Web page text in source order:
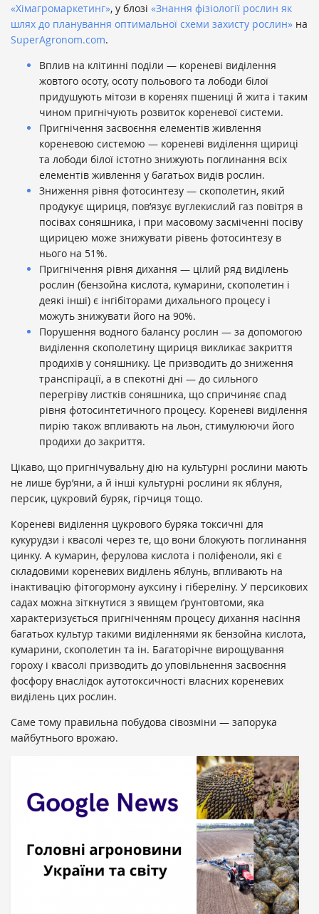
«Хімагромаркетинг», у блозі «Знання фізіології рослин як
шлях до планування оптимальної схеми захисту рослин» на
SuperAgronom.com.
Вплив на клітинні поділи — кореневі виділення
жовтого осоту, осоту польового та лободи білої
придушують мітози в коренях пшениці й жита і таким
чином пригнічують розвиток кореневої системи.
Пригнічення засвоєння елементів живлення
кореневою системою — кореневі виділення щириці
та лободи білої істотно знижують поглинання всіх
елементів живлення у багатьох видів рослин.
Зниження рівня фотосинтезу — скополетин, який
продукує щириця, пов’язує вуглекислий газ повітря в
посівах соняшника, і при масовому засміченні посіву
щирицею може знижувати рівень фотосинтезу в
нього на 51%.
Пригнічення рівня дихання — цілий ряд виділень
рослин (бензойна кислота, кумарини, скополетин і
деякі інші) є інгібіторами дихального процесу і
можуть знижувати його на 90%.
Порушення водного балансу рослин — за допомогою
виділення скополетину щириця викликає закриття
продихів у соняшнику. Це призводить до зниження
транспірації, а в спекотні дні — до сильного
перегріву листків соняшника, що спричиняє спад
рівня фотосинтетичного процесу. Кореневі виділення
пирію також впливають на льон, стимулюючи його
продихи до закриття.
Цікаво, що пригнічувальну дію на культурні рослини мають
не лише бур’яни, а й інші культурні рослини як яблуня,
персик, цукровий буряк, гірчиця тощо.
Кореневі виділення цукрового буряка токсичні для
кукурудзи і квасолі через те, що вони блокують поглинання
цинку. А кумарин, ферулова кислота і поліфеноли, які є
складовими кореневих виділень яблунь, впливають на
інактивацію фітогормону ауксину і гібереліну. У персикових
садах можна зіткнутися з явищем ґрунтовтоми, яка
характеризується пригніченням процесу дихання насіння
багатьох культур такими виділеннями як бензойна кислота,
кумарини, скополетин та ін. Багаторічне вирощування
гороху і квасолі призводить до уповільнення засвоєння
фосфору внаслідок аутотоксичності власних кореневих
виділень цих рослин.
Саме тому правильна побудова сівозміни — запорука
майбутнього врожаю.